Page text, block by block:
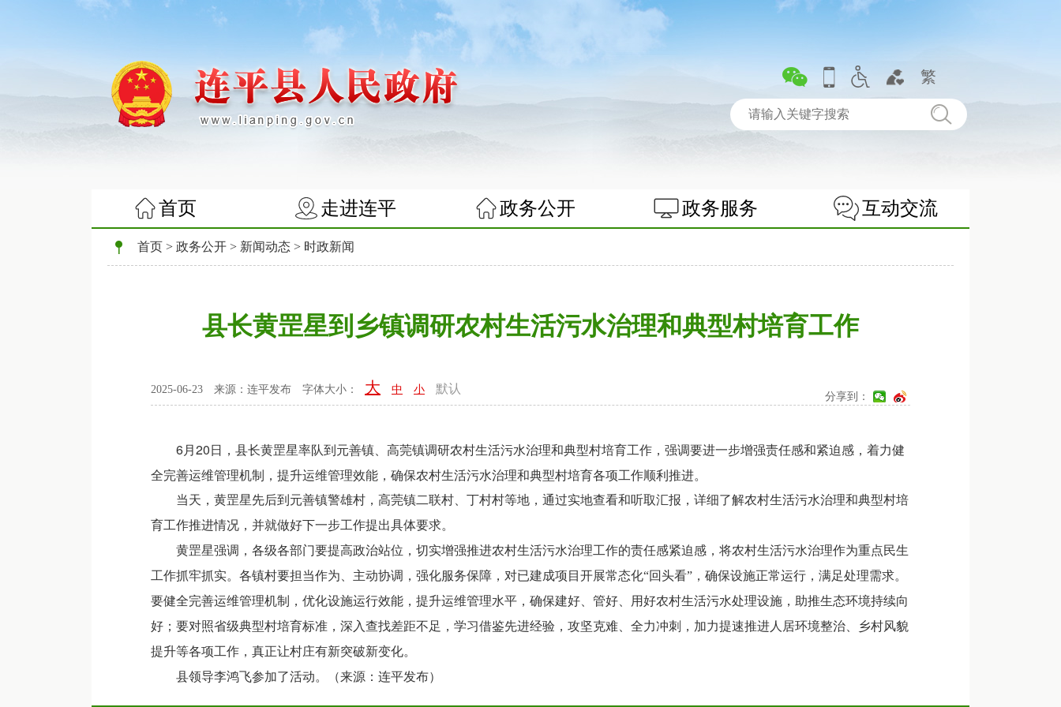
繁
首页 走进连平 政务公开 政务服务 互动交流
首页 > 政务公开 > 新闻动态 > 时政新闻
县长黄罡星到乡镇调研农村生活污水治理和典型村培育工作
2025-06-23 来源：连平发布 字体大小： 大 中 小 默认
分享到：
6月20日，县长黄罡星率队到元善镇、高莞镇调研农村生活污水治理和典型村培育工作，强调要进一步增强责任感和紧迫感，着力健
全完善运维管理机制，提升运维管理效能，确保农村生活污水治理和典型村培育各项工作顺利推进。
当天，黄罡星先后到元善镇警雄村，高莞镇二联村、丁村村等地，通过实地查看和听取汇报，详细了解农村生活污水治理和典型村培
育工作推进情况，并就做好下一步工作提出具体要求。
黄罡星强调，各级各部门要提高政治站位，切实增强推进农村生活污水治理工作的责任感紧迫感，将农村生活污水治理作为重点民生
工作抓牢抓实。各镇村要担当作为、主动协调，强化服务保障，对已建成项目开展常态化“回头看”，确保设施正常运行，满足处理需求。
要健全完善运维管理机制，优化设施运行效能，提升运维管理水平，确保建好、管好、用好农村生活污水处理设施，助推生态环境持续向
好；要对照省级典型村培育标准，深入查找差距不足，学习借鉴先进经验，攻坚克难、全力冲刺，加力提速推进人居环境整治、乡村风貌
提升等各项工作，真正让村庄有新突破新变化。
县领导李鸿飞参加了活动。（来源：连平发布）